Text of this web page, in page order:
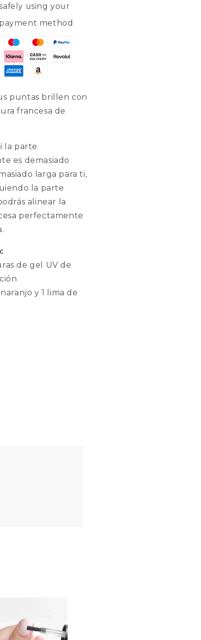
using your
method
puntas brillen con
francesa de
la parte
es demasiado
larga para ti,
la parte
alinear la
perfectamente
de gel UV de
y 1 lima de